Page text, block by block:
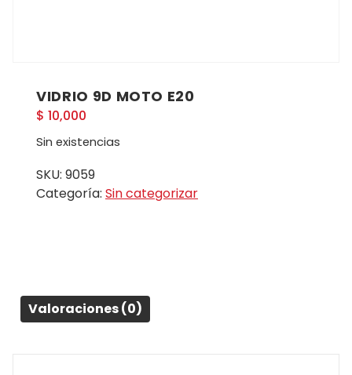
VIDRIO 9D MOTO E20
$ 10,000
Sin existencias
SKU: 9059
Categoría: Sin categorizar
Valoraciones (0)